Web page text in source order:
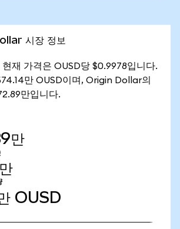
시장 정보
재 가격은 OUSD당 $0.9978입니다.
만 OUSD이며, Origin Dollar의
만입니다.
만
OUSD